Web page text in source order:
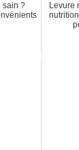
sain ?
Levure